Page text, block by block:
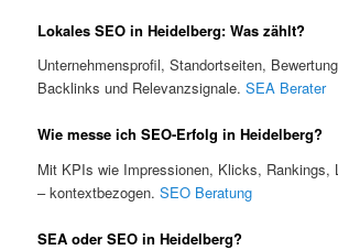
Lokales SEO in Heidelberg: Was zählt?
Unternehmensprofil, Standortseiten,
Backlinks und Relevanzsignale.SEA Berater
Wie messe ich SEO-Erfolg in Heidelberg?
Mit KPIs wie Impressionen, Klicks, Rankings,
– kontextbezogen.SEO Beratung
SEA oder SEO in Heidelberg?